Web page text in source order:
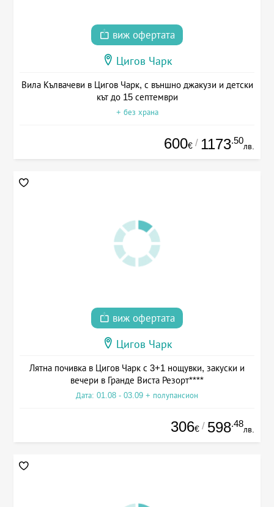
виж офертата
Цигов Чарк
Вила Кълвачеви в Цигов Чарк, с външно джакузи и детски
кът до 15 септември
+ без храна
600€ / 1173.50
лв.
виж офертата
Цигов Чарк
Лятна почивка в Цигов Чарк с 3+1 нощувки, закуски и
вечери в Гранде Виста Резорт****
Дата: 01.08 - 03.09 + полупансион
306€ / 598.48
лв.